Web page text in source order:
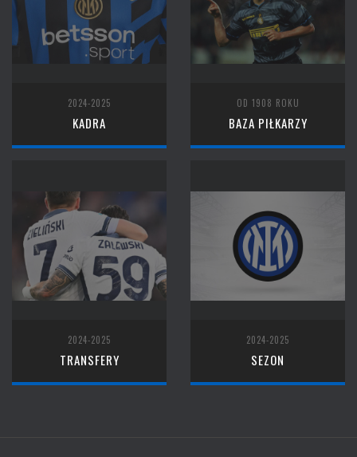
2024-2025
KADRA
OD 1908 ROKU
BAZA PIŁKARZY
2024-2025
TRANSFERY
2024-2025
SEZON